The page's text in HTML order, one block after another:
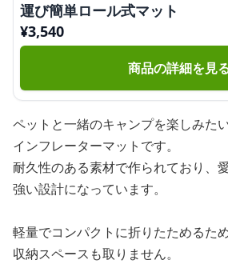
運び簡単ロール式マット
¥3,540
商品の詳細を見
ペットと一緒のキャンプを楽しみた
インフレーターマットです。
耐久性のある素材で作られており、
強い設計になっています。
軽量でコンパクトに折りたためるた
収納スペースも取りません。